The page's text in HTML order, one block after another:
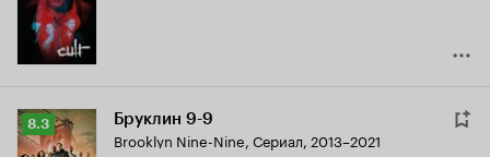
5.8
Рейтинг
Кинопоиска
8.3 Бруклин 9-9
Brooklyn Nine-Nine, Сериал, 2013–2021